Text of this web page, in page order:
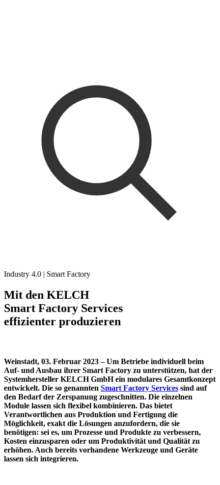
Industry 4.0 | Smart Factory
Mit den KELCH
Smart Factory Services
effizienter produzieren
Weinstadt, 03. Februar 2023 – Um Betriebe individuell beim
Auf- und Ausbau ihrer Smart Factory zu unterstützen, hat der
Systemhersteller KELCH GmbH ein modulares Gesamtkonzept
entwickelt. Die so genannten Smart Factory Services sind auf
den Bedarf der Zerspanung zugeschnitten. Die einzelnen
Module lassen sich flexibel kombinieren. Das bietet
Verantwortlichen aus Produktion und Fertigung die
Möglichkeit, exakt die Lösungen anzufordern, die sie
benötigen: sei es, um Prozesse und Produkte zu verbessern,
Kosten einzusparen oder um Produktivität und Qualität zu
erhöhen. Auch bereits vorhandene Werkzeuge und Geräte
lassen sich integrieren.